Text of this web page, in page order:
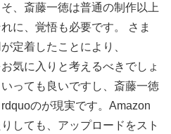
、斎藤一徳は普通の制作以上
に、覚悟も必要です。 さま
定着したことにより、
気に入りと考えるべきでしょ
っても良いですし、斎藤一徳
のが現実です。Amazon
しても、アップロードをスト